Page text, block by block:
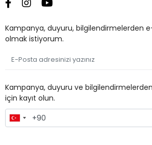
Kampanya, duyuru, bilgilendirmelerden
olmak istiyorum.
Kampanya, duyuru ve
için kayıt olun.